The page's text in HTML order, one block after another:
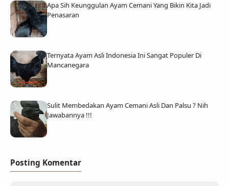
Apa Sih Keunggulan Ayam Cemani Yang Bikin Kita Jadi
Penasaran
Ternyata Ayam Asli Indonesia Ini Sangat Populer Di
Mancanegara
Sulit Membedakan Ayam Cemani Asli Dan Palsu ? Nih
Jawabannya !!!
Posting Komentar